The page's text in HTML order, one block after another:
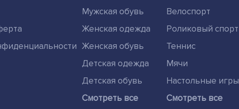
Мужская обувь
Женская одежда
Женская обувь
Детская одежда
Детская обувь
Смотреть все
Велоспорт
Роликовый спорт
Теннис
Мячи
Настольные игры
Смотреть все